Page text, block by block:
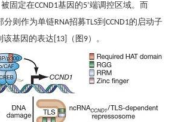
固定在CCND1基因的5’端调控区域。而
分则作为单链RNA招募TLS到CCND1的启动子
基因的表达[13]（图9）。